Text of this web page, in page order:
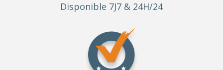
Disponible 7J7 & 24H/24